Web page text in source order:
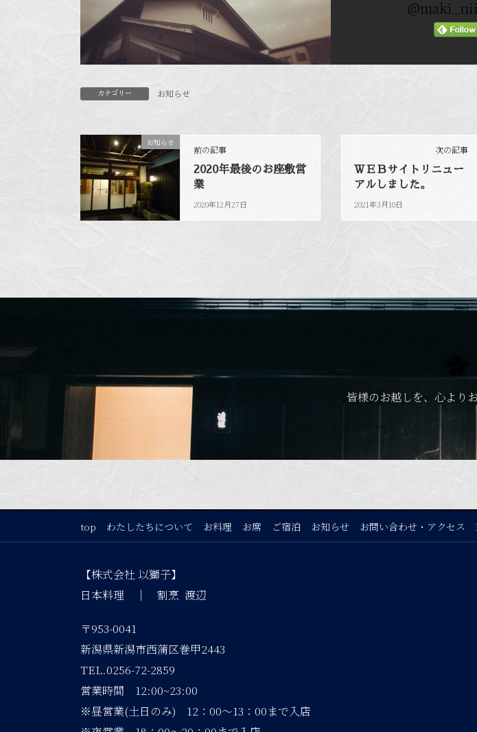
カテゴリー お知らせ
お知らせ
前の記事
2020年最後のお座敷営
業
2020年12月27日
次の記事
ＷＥＢサイトリニュー
アルしました。
2021年3月10日
皆様のお越しを、心より
top わたしたちについて お料理 お席 ご宿泊 お知らせ お問い合わせ・アクセス
【株式会社 以獅子】
日本料理 ｜ 割烹 渡辺
〒953-0041
新潟県新潟市西蒲区巻甲2443
TEL.0256-72-2859
営業時間 12:00~23:00
※昼営業(土日のみ) 12：00～13：00まで入店